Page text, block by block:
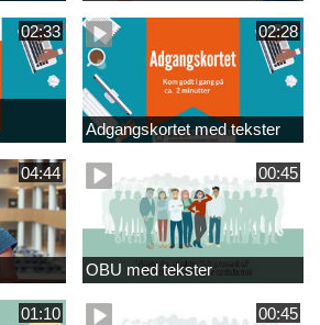
02:33 02:28
Adgangskortet med tekster
04:44 00:45
OBU med tekster
01:10 00:45